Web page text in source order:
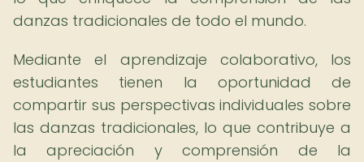
danzas tradicionales de todo el mundo.
Mediante el aprendizaje colaborativo, los
estudiantes tienen la oportunidad de
compartir sus perspectivas individuales sobre
las danzas tradicionales, lo que contribuye a
la apreciación y comprensión de la